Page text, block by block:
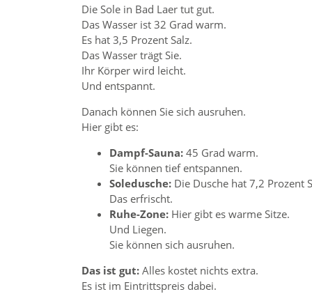
Die Sole in Bad Laer tut gut.
Das Wasser ist 32 Grad warm.
Es hat 3,5 Prozent Salz.
Das Wasser trägt Sie.
Ihr Körper wird leicht.
Und entspannt.
Danach können Sie sich ausruhen.
Hier gibt es:
Dampf-Sauna: 45 Grad warm.
Sie können tief entspannen.
Soledusche: Die Dusche hat 7,2 Prozent
Das erfrischt.
Ruhe-Zone: Hier gibt es warme Sitze.
Und Liegen.
Sie können sich ausruhen.
Das ist gut: Alles kostet nichts extra.
Es ist im Eintrittspreis dabei.